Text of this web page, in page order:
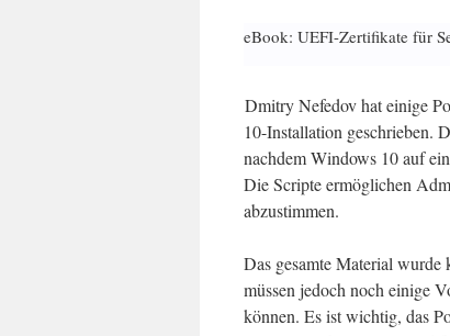
eBook: UEFI-Zertifikate für
Dmitry Nefedov hat einige
10-Installation geschrieben.
nachdem Windows 10 auf
Die Scripte ermöglichen
abzustimmen.
Das gesamte Material wurde
müssen jedoch noch einige
können. Es ist wichtig, das